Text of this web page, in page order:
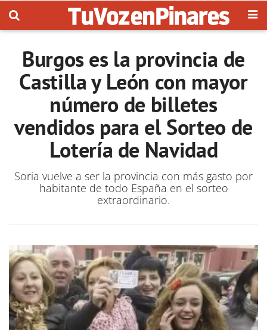
Burgos es la provincia de
Castilla y León con mayor
número de billetes
vendidos para el Sorteo de
Lotería de Navidad
Soria vuelve a ser la provincia con más gasto por
habitante de todo España en el sorteo
extraordinario.